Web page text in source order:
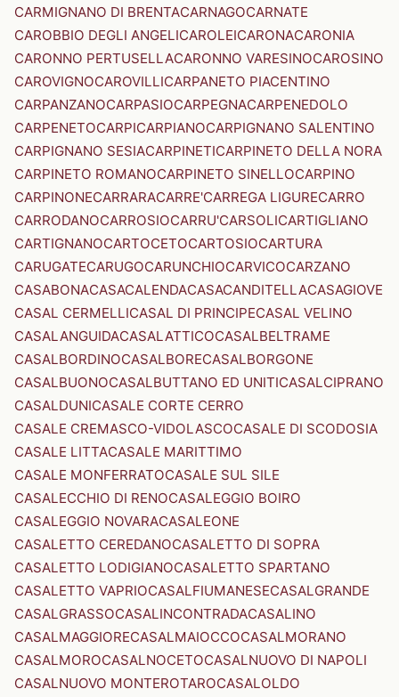
CARMIGNANO DI BRENTACARNAGOCARNATE
CAROBBIO DEGLI ANGELICAROLEICARONACARONIA
CARONNO PERTUSELLACARONNO VARESINOCAROSINO
CAROVIGNOCAROVILLICARPANETO PIACENTINO
CARPANZANOCARPASIOCARPEGNACARPENEDOLO
CARPENETOCARPICARPIANOCARPIGNANO SALENTINO
CARPIGNANO SESIACARPINETICARPINETO DELLA NORA
CARPINETO ROMANOCARPINETO SINELLOCARPINO
CARPINONECARRARACARRE'CARREGA LIGURECARRO
CARRODANOCARROSIOCARRU'CARSOLICARTIGLIANO
CARTIGNANOCARTOCETOCARTOSIOCARTURA
CARUGATECARUGOCARUNCHIOCARVICOCARZANO
CASABONACASACALENDACASACANDITELLACASAGIOVE
CASAL CERMELLICASAL DI PRINCIPECASAL VELINO
CASALANGUIDACASALATTICOCASALBELTRAME
CASALBORDINOCASALBORECASALBORGONE
CASALBUONOCASALBUTTANO ED UNITICASALCIPRANO
CASALDUNICASALE CORTE CERRO
CASALE CREMASCO-VIDOLASCOCASALE DI SCODOSIA
CASALE LITTACASALE MARITTIMO
CASALE MONFERRATOCASALE SUL SILE
CASALECCHIO DI RENOCASALEGGIO BOIRO
CASALEGGIO NOVARACASALEONE
CASALETTO CEREDANOCASALETTO DI SOPRA
CASALETTO LODIGIANOCASALETTO SPARTANO
CASALETTO VAPRIOCASALFIUMANESECASALGRANDE
CASALGRASSOCASALINCONTRADACASALINO
CASALMAGGIORECASALMAIOCCOCASALMORANO
CASALMOROCASALNOCETOCASALNUOVO DI NAPOLI
CASALNUOVO MONTEROTAROCASALOLDO